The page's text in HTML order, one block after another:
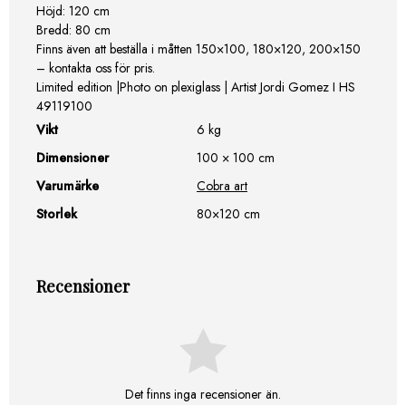
Höjd: 120 cm
Bredd: 80 cm
Finns även att beställa i måtten 150×100, 180×120, 200×150
– kontakta oss för pris.
Limited edition |Photo on plexiglass | Artist Jordi Gomez I HS
49119100
Vikt
6 kg
Dimensioner
100 × 100 cm
Varumärke
Cobra art
Storlek
80×120 cm
Recensioner
Det finns inga recensioner än.